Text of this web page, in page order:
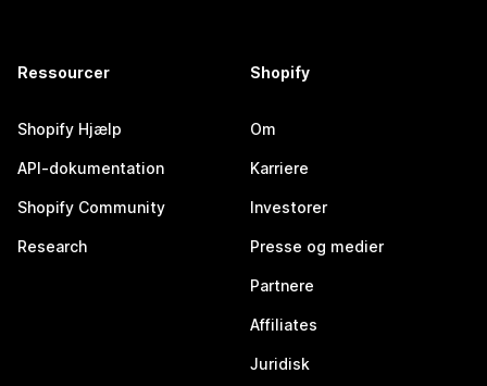
Ressourcer
Shopify Hjælp
API-dokumentation
Shopify Community
Research
Shopify
Om
Karriere
Investorer
Presse og medier
Partnere
Affiliates
Juridisk